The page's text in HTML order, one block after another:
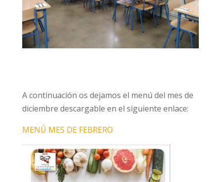
A continuación os dejamos el menú del mes de
diciembre descargable en el siguiente enlace:
MENÚ MES DE FEBRERO